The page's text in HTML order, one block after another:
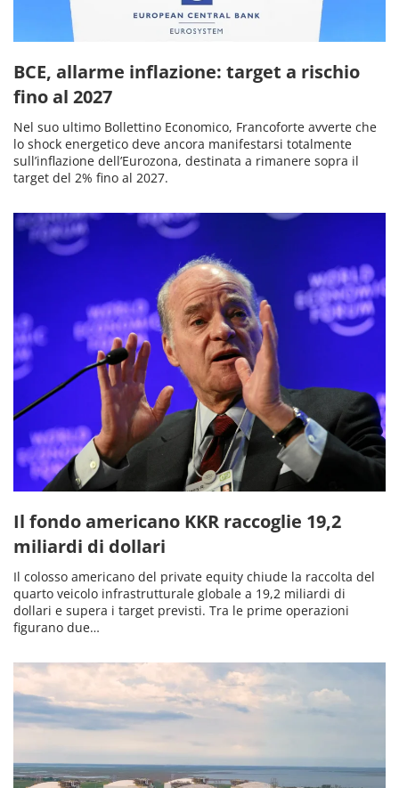
BCE, allarme inflazione: target a rischio
fino al 2027
Nel suo ultimo Bollettino Economico, Francoforte avverte che
lo shock energetico deve ancora manifestarsi totalmente
sull’inflazione dell’Eurozona, destinata a rimanere sopra il
target del 2% fino al 2027.
Il fondo americano KKR raccoglie 19,2
miliardi di dollari
Il colosso americano del private equity chiude la raccolta del
quarto veicolo infrastrutturale globale a 19,2 miliardi di
dollari e supera i target previsti. Tra le prime operazioni
figurano due…